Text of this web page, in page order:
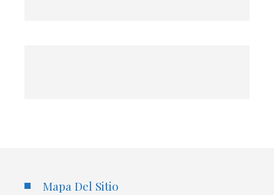
Mapa Del Sitio